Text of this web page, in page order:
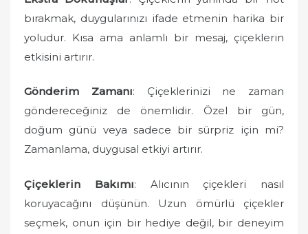
bırakmak, duygularınızı ifade etmenin harika bir
yoludur. Kısa ama anlamlı bir mesaj, çiçeklerin
etkisini artırır.
Gönderim Zamanı: Çiçeklerinizi ne zaman
göndereceğiniz de önemlidir. Özel bir gün,
doğum günü veya sadece bir sürpriz için mi?
Zamanlama, duygusal etkiyi artırır.
Çiçeklerin Bakımı: Alıcının çiçekleri nasıl
koruyacağını düşünün. Uzun ömürlü çiçekler
seçmek, onun için bir hediye değil, bir deneyim